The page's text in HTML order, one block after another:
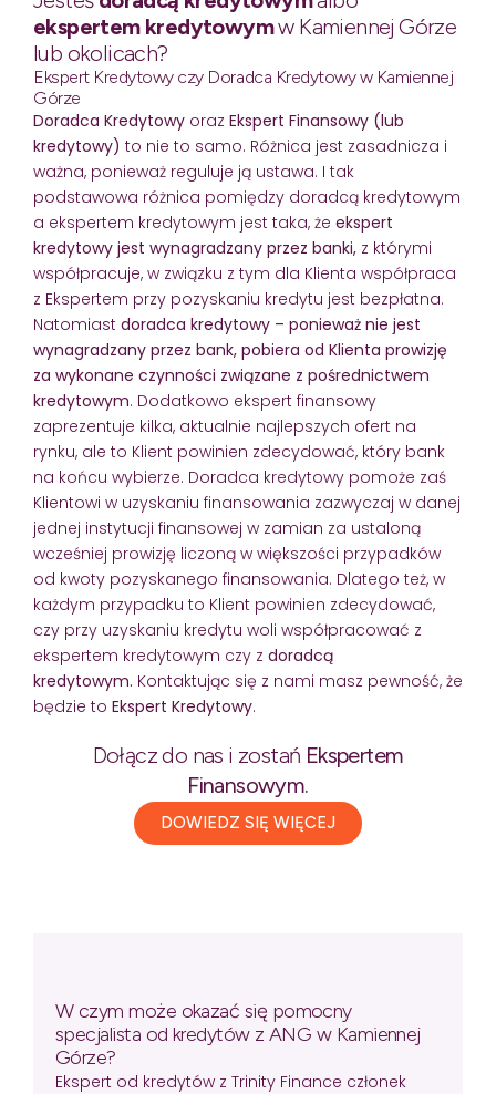
ekspertem kredytowymw Kamiennej Górze
lub okolicach?
Ekspert Kredytowy czy Doradca Kredytowy w Kamiennej
Górze
Doradca Kredytowy oraz Ekspert Finansowy (lub
kredytowy) to nie to samo. Różnica jest zasadnicza i
ważna, ponieważ reguluje ją ustawa. I tak
podstawowa różnica pomiędzy doradcą kredytowym
a ekspertem kredytowym jest taka, że ekspert
kredytowy jest wynagradzany przez banki, z którymi
współpracuje, w związku z tym dla Klienta współpraca
z Ekspertem przy pozyskaniu kredytu jest bezpłatna.
Natomiast doradca kredytowy – ponieważ nie jest
wynagradzany przez bank, pobiera od Klienta prowizję
za wykonane czynności związane z pośrednictwem
kredytowym. Dodatkowo ekspert finansowy
zaprezentuje kilka, aktualnie najlepszych ofert na
rynku, ale to Klient powinien zdecydować, który bank
na końcu wybierze. Doradca kredytowy pomoże zaś
Klientowi w uzyskaniu finansowania zazwyczaj w danej
jednej instytucji finansowej w zamian za ustaloną
wcześniej prowizję liczoną w większości przypadków
od kwoty pozyskanego finansowania. Dlatego też, w
każdym przypadku to Klient powinien zdecydować,
czy przy uzyskaniu kredytu woli współpracować z
ekspertem kredytowym czy z doradcą
kredytowym. Kontaktując się z nami masz pewność, że
będzie to Ekspert Kredytowy.
Dołącz do nas i zostań Ekspertem
Finansowym.
DOWIEDZ SIĘ WIĘCEJ
W czym może okazać się pomocny
specjalista od kredytów z ANG w Kamiennej
Górze?
Ekspert od kredytów z Trinity Finance członek